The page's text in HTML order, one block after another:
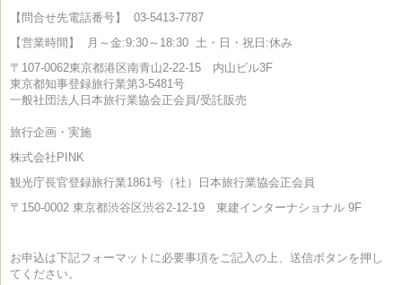
【問合せ先電話番号】
03-5413-7787
【営業時間】
月～金:9:30～18:30 土・日・祝日:休み
〒107-0062東京都港区南青山2-22-15 内山ビル3F
東京都知事登録旅行業第3-5481号
一般社団法人日本旅行業協会正会員/受託販売
旅行企画・実施
株式会社PINK
観光庁長官登録旅行業1861号（社）日本旅行業協会正会員
〒150-0002 東京都渋谷区渋谷2-12-19 東建インターナショナル 9F
お申込は下記フォーマットに必要事項をご記入の上、送信ボタンを押し
てください。